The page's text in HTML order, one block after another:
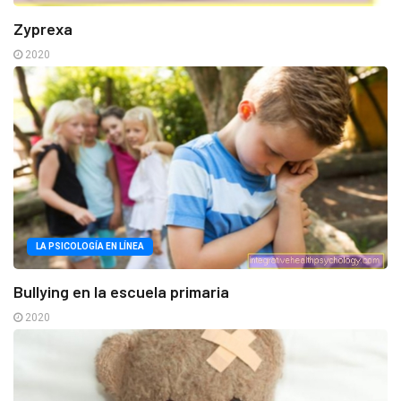
Zyprexa
2020
LA PSICOLOGÍA EN LÍNEA
Bullying en la escuela primaria
2020